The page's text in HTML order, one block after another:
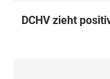
DCHV zieht